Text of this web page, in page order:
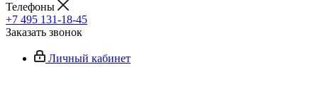
Телефоны
+7 495 131-18-45
Заказать звонок
Личный кабинет